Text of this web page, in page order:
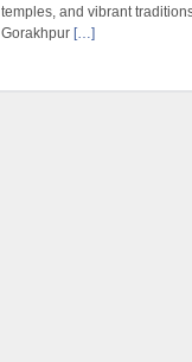
temples, and vibrant
Gorakhpur […]